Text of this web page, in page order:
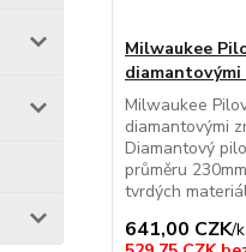
Milwaukee
diamantovými
Milwaukee
diamantovými
Diamantový
průměru
tvrdých
641,00 CZK/